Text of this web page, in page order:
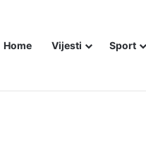
Home Vijesti Sport
još živom spalili su mu tijelo